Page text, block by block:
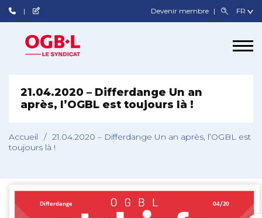
Devenir membre
21.04.2020 – Differdange Un an
après, l’OGBL est toujours là !
Accueil / 21.04.2020 – Differdange Un an après, l’OGBL est
toujours là !